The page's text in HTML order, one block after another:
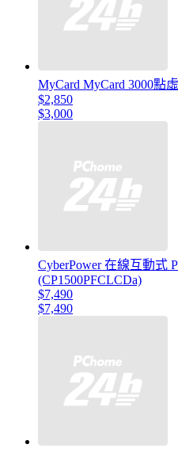
MyCard MyCard 3000點
$2,850
$3,000
CyberPower 在線互動式
(CP1500PFCLCDa)
$7,490
$7,490